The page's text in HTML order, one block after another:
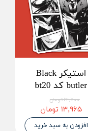
استیکر Black
butler کد bt20
۱۴,۷۰۰ تومان
۱۳,۹۶۵ تومان
افزودن به سبد خرید